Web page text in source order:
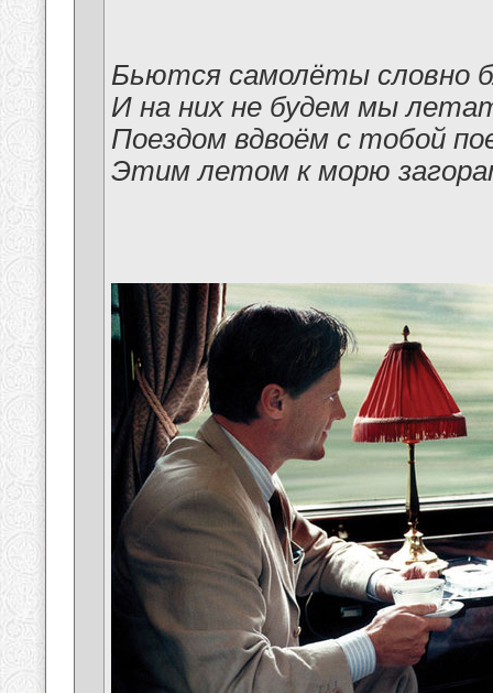
Бьются самолёты словно
И на них не будем мы
Поездом вдвоём с тобой
Этим летом к морю